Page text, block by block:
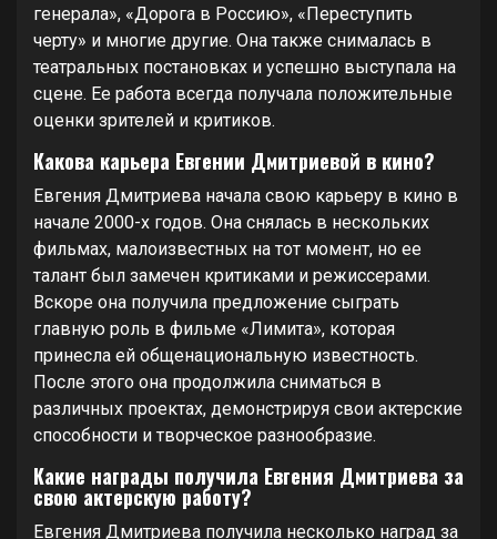
генерала», «Дорога в Россию», «Переступить
черту» и многие другие. Она также снималась в
театральных постановках и успешно выступала на
сцене. Ее работа всегда получала положительные
оценки зрителей и критиков.
Какова карьера Евгении Дмитриевой в кино?
Евгения Дмитриева начала свою карьеру в кино в
начале 2000-х годов. Она снялась в нескольких
фильмах, малоизвестных на тот момент, но ее
талант был замечен критиками и режиссерами.
Вскоре она получила предложение сыграть
главную роль в фильме «Лимита», которая
принесла ей общенациональную известность.
После этого она продолжила сниматься в
различных проектах, демонстрируя свои актерские
способности и творческое разнообразие.
Какие награды получила Евгения Дмитриева за
свою актерскую работу?
Евгения Дмитриева получила несколько наград за